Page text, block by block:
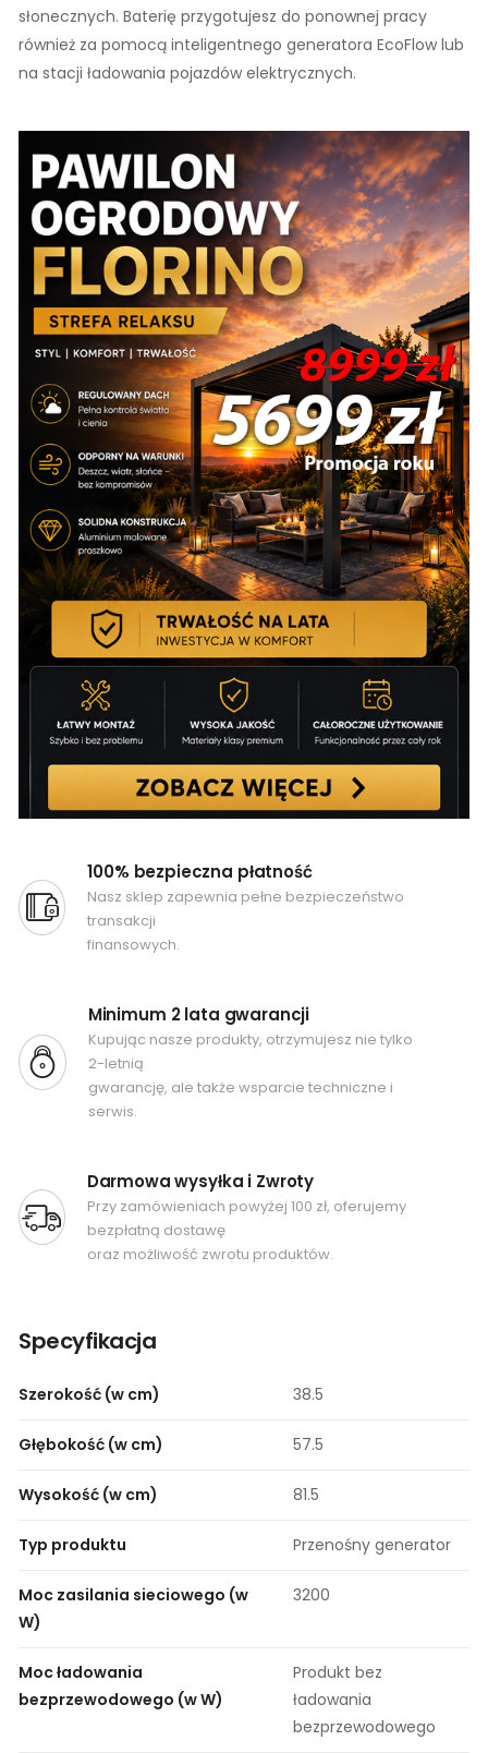
słonecznych. Baterię przygotujesz do ponownej pracy
również za pomocą inteligentnego generatora EcoFlow lub
na stacji ładowania pojazdów elektrycznych.
100% bezpieczna płatność
Nasz sklep zapewnia pełne bezpieczeństwo
transakcji
finansowych.
Minimum 2 lata gwarancji
Kupując nasze produkty, otrzymujesz nie tylko
2-letnią
gwarancję, ale także wsparcie techniczne i
serwis.
Darmowa wysyłka i Zwroty
Przy zamówieniach powyżej 100 zł, oferujemy
bezpłatną dostawę
oraz możliwość zwrotu produktów.
Specyfikacja
Szerokość (w cm) 38.5
Głębokość (w cm) 57.5
Wysokość (w cm) 81.5
Typ produktu Przenośny generator
Moc zasilania sieciowego (w
W)
3200
Moc ładowania
bezprzewodowego (w W)
Produkt bez
ładowania
bezprzewodowego